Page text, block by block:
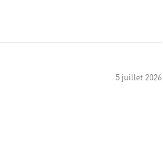
5 juillet 2026